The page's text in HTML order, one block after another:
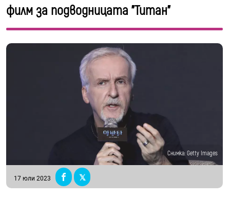
филм за подводницата "Титан"
Снимка: Getty Images
17 юли 2023